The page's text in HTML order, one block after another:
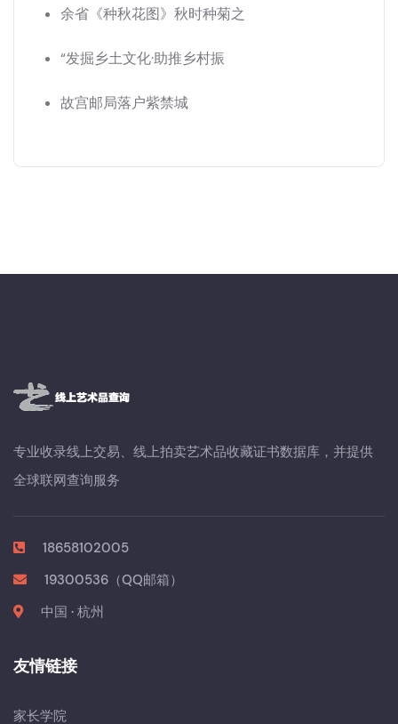
余省《种秋花图》秋时种菊之
“发掘乡土文化·助推乡村振
故宫邮局落户紫禁城
专业收录线上交易、线上拍卖艺术品收藏证书数据库，并提供
全球联网查询服务
18658102005
19300536（QQ邮箱）
中国 · 杭州
友情链接
家长学院